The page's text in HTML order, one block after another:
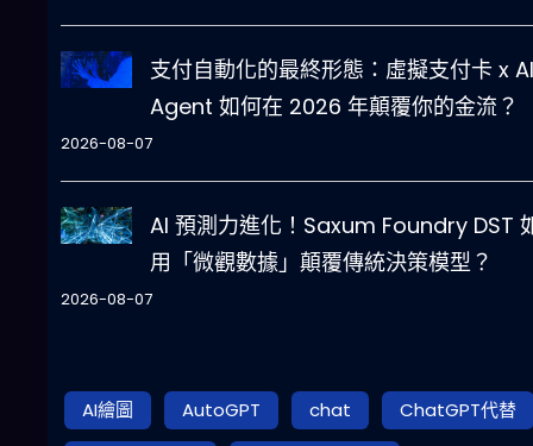
支付自動化的最終形態：虛擬支付卡 x AI
Agent 如何在 2026 年顛覆你的金流？
2026-08-07
AI 預測力進化！Saxum Foundry DST
用「微觀數據」顛覆傳統決策模型？
2026-08-07
AI繪圖 AutoGPT chat
ChatGPT代替